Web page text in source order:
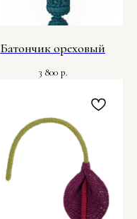
Батончик ореховый
3 800 р.